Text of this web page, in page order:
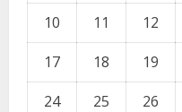
10
11 12
17
18 19
24
25 26